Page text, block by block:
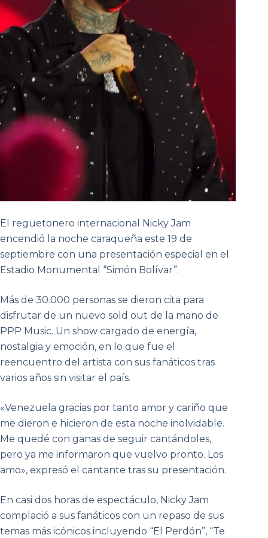
El reguetonero internacional Nicky Jam
encendió la noche caraqueña este 19 de
septiembre con una presentación especial en el
Estadio Monumental “Simón Bolívar”.
Más de 30.000 personas se dieron cita para
disfrutar de un nuevo sold out de la mano de
PPP Music. Un show cargado de energía,
nostalgia y emoción, en lo que fue el
reencuentro del artista con sus fanáticos tras
varios años sin visitar el país.
«Venezuela gracias por tanto amor y cariño que
me dieron e hicieron de esta noche inolvidable.
Me quedé con ganas de seguir cantándoles,
pero ya me informaron que vuelvo pronto. Los
amo», expresó el cantante tras su presentación.
En casi dos horas de espectáculo, Nicky Jam
complació a sus fanáticos con un repaso de sus
temas más icónicos incluyendo “El Perdón”, “Te